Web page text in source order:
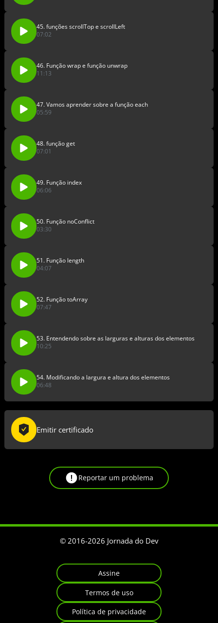
45. funções scrollTop e scrollLeft
07:02
46. Função wrap e função unwrap
11:13
47. Vamos aprender sobre a função each
05:59
48. função get
07:01
49. Função index
06:06
50. Função noConflict
03:30
51. Função length
04:07
52. Função toArray
07:47
53. Entendendo sobre as larguras e alturas dos elementos
10:25
54. Modificando a largura e altura dos elementos
06:48
Emitir certificado
Reportar um problema
© 2016-2026 Jornada do Dev
Assine
Termos de uso
Política de privacidade